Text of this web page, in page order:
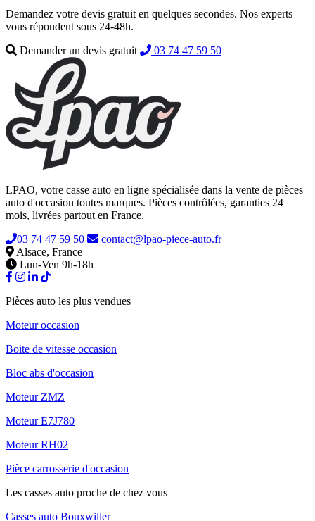
Demandez votre devis gratuit en quelques secondes. Nos experts
vous répondent sous 24-48h.
Demander un devis gratuit
03 74 47 59 50
LPAO, votre casse auto en ligne spécialisée dans la vente de pièces
auto d'occasion toutes marques. Pièces contrôlées, garanties 24
mois, livrées partout en France.
03 74 47 59 50
contact@lpao-piece-auto.fr
Alsace, France
Lun-Ven 9h-18h
Pièces auto les plus vendues
Moteur occasion
Boite de vitesse occasion
Bloc abs d'occasion
Moteur ZMZ
Moteur E7J780
Moteur RH02
Pièce carrosserie d'occasion
Les casses auto proche de chez vous
Casses auto Bouxwiller